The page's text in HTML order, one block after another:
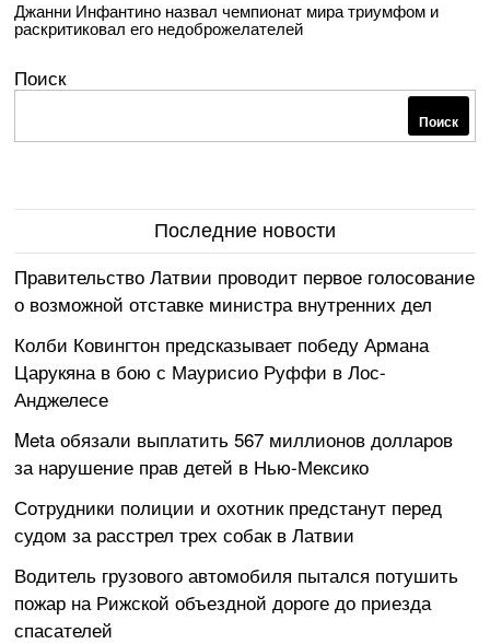
Джанни Инфантино назвал чемпионат мира триумфом и
раскритиковал его недоброжелателей
Поиск
Поиск
Последние новости
Правительство Латвии проводит первое голосование
о возможной отставке министра внутренних дел
Колби Ковингтон предсказывает победу Армана
Царукяна в бою с Маурисио Руффи в Лос-
Анджелесе
Meta обязали выплатить 567 миллионов долларов
за нарушение прав детей в Нью-Мексико
Сотрудники полиции и охотник предстанут перед
судом за расстрел трех собак в Латвии
Водитель грузового автомобиля пытался потушить
пожар на Рижской объездной дороге до приезда
спасателей